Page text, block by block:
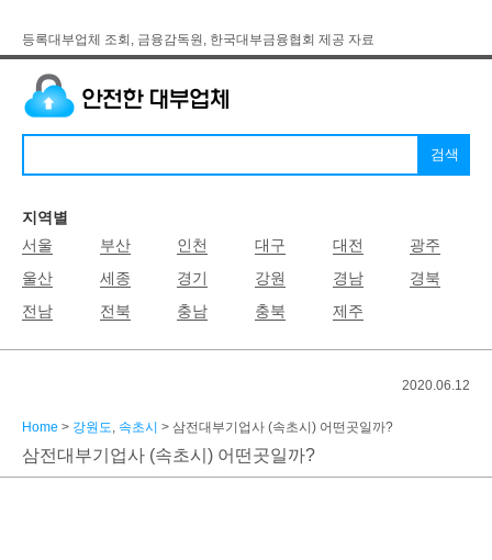
등록대부업체 조회, 금융감독원, 한국대부금융협회 제공 자료
지역별
서울
부산 인천 대구 대전
광주
울산
세종 경기 강원 경남
경북
전남
전북 충남 충북 제주
2020.06.12
Home > 강원도, 속초시 > 삼전대부기업사 (속초시) 어떤곳일까?
삼전대부기업사 (속초시) 어떤곳일까?